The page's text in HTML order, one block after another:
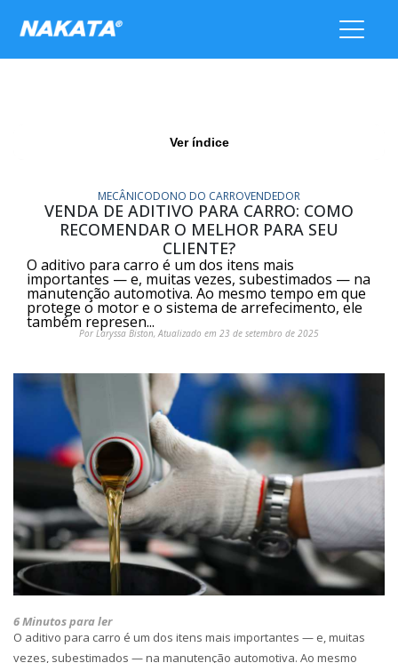
Ver índice
MECÂNICODONO DO CARROVENDEDOR
VENDA DE ADITIVO PARA CARRO: COMO
RECOMENDAR O MELHOR PARA SEU
CLIENTE?
O aditivo para carro é um dos itens mais
importantes — e, muitas vezes, subestimados — na
manutenção automotiva. Ao mesmo tempo em que
protege o motor e o sistema de arrefecimento, ele
também represen...
Por Laryssa Biston, Atualizado em 23 de setembro de 2025
6 Minutos para ler
O aditivo para carro é um dos itens mais importantes — e, muitas
vezes, subestimados — na manutenção automotiva. Ao mesmo